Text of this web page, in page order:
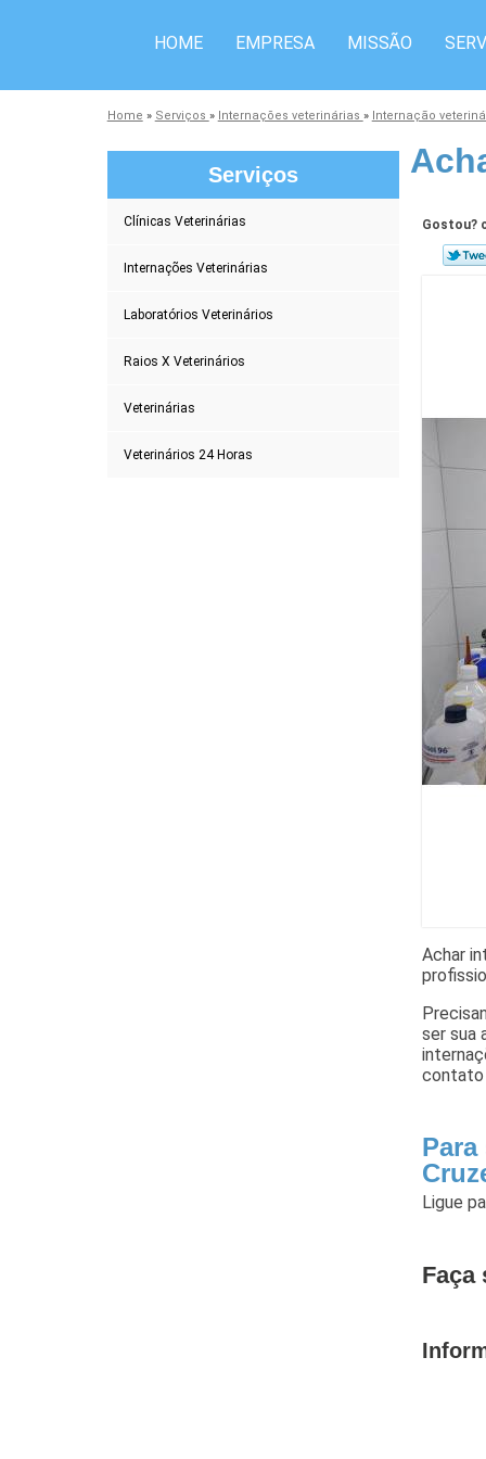
HOME EMPRESA MISSÃO
Home » Serviços » Internações veterinárias » Internação
Serviços
Clínicas Veterinárias
Internações Veterinárias
Laboratórios Veterinários
Raios X Veterinários
Veterinárias
Veterinários 24 Horas
Gostou?
Achar
ser sua
contato
Ligue
Faça